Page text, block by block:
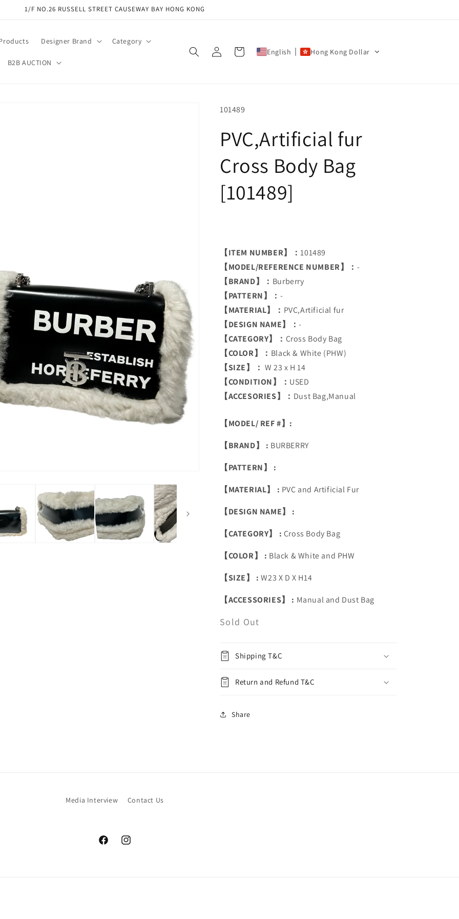
1/F NO.26 RUSSELL STREET CAUSEWAY BAY HONG KONG
Designer Brand Category
B2B AUCTION
Log
in
Cart English Hong Kong Dollar
SKU:
101489
PVC,Artificial fur
Cross Body Bag
[101489]
【ITEM NUMBER】：101489
【MODEL/REFERENCE NUMBER】： -
【BRAND】： Burberry
【PATTERN】： -
【MATERIAL】： PVC,Artificial fur
【DESIGN NAME】：-
【CATEGORY】： Cross Body Bag
【COLOR】： Black & White (PHW)
【SIZE】： W 23 x H 14
【CONDITION】： USED
【ACCESORIES】： Dust Bag,Manual
【MODEL/ REF #】:
【BRAND】 : BURBERRY
【PATTERN】 :
【MATERIAL】 : PVC and Artificial Fur
【DESIGN NAME】 :
【CATEGORY】 : Cross Body Bag
【COLOR】 : Black & White and PHW
【SIZE】 :W23 X D X H14
【ACCESSORIES】 : Manual and Dust Bag
Sold Out
Shipping T&C
Return and Refund T&C
Share
Media Interview Contact Us
FacebookInstagram